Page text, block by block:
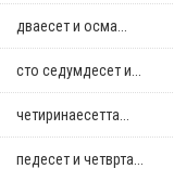
дваесет и осма...
сто седумдесет и...
четиринаесетта...
педесет и четврта...